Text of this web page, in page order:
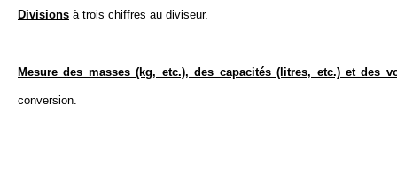
Divisions à trois chiffres au diviseur.
Mesure des masses (kg, etc.), des capacités (litres, etc.) et des
conversion.